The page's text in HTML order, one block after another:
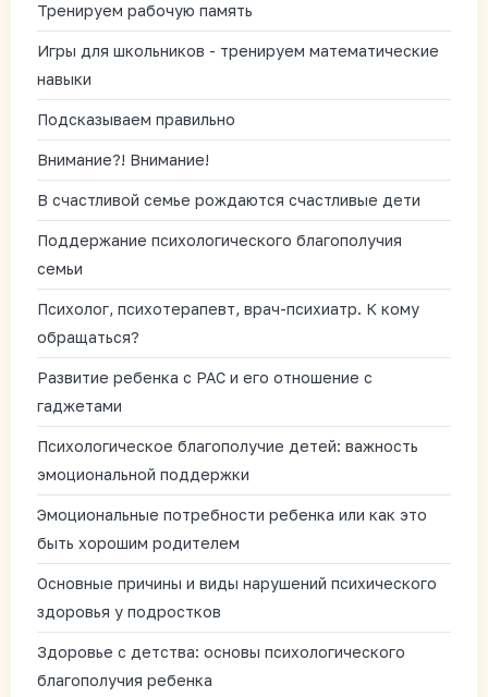
Тренируем рабочую память
Игры для школьников - тренируем математические
навыки
Подсказываем правильно
Внимание?! Внимание!
В счастливой семье рождаются счастливые дети
Поддержание психологического благополучия
семьи
Психолог, психотерапевт, врач-психиатр. К кому
обращаться?
Развитие ребенка с РАС и его отношение с
гаджетами
Психологическое благополучие детей: важность
эмоциональной поддержки
Эмоциональные потребности ребенка или как это
быть хорошим родителем
Основные причины и виды нарушений психического
здоровья у подростков
Здоровье с детства: основы психологического
благополучия ребенка